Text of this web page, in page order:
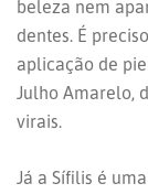
beleza nem
dentes. É
aplicação de
Julho Amarelo,
virais.
Já a Sífilis é